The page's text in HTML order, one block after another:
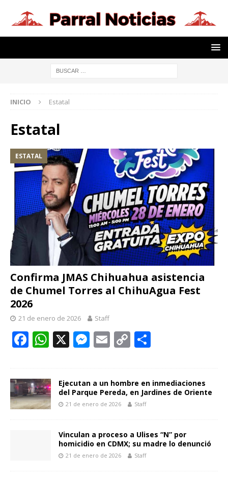
INICIO Estatal
Estatal
ESTATAL
Confirma JMAS Chihuahua asistencia
de Chumel Torres al ChihuAgua Fest
2026
21 de enero de 2026 Staff
F
b
o
W
s
A
p
X M
e
n
er
E
l
C
y
Li
k
p
r
Ejecutan a un hombre en inmediaciones
del Parque Pereda, en Jardines de Oriente
21 de enero de 2026 Staff
Vinculan a proceso a Ulises “N” por
homicidio en CDMX; su madre lo denunció
21 de enero de 2026 Staff